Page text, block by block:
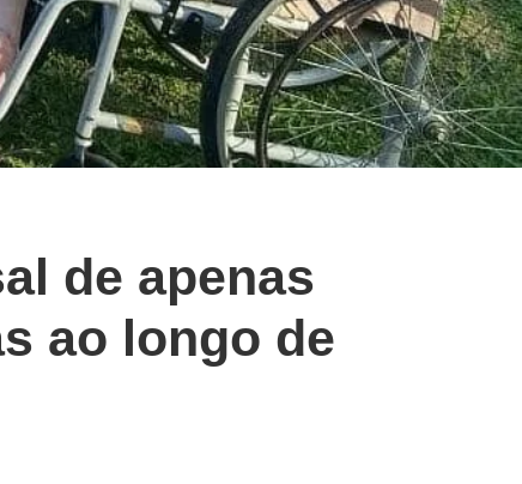
de apenas
ao longo de